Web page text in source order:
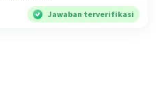
Jawaban terverifikasi